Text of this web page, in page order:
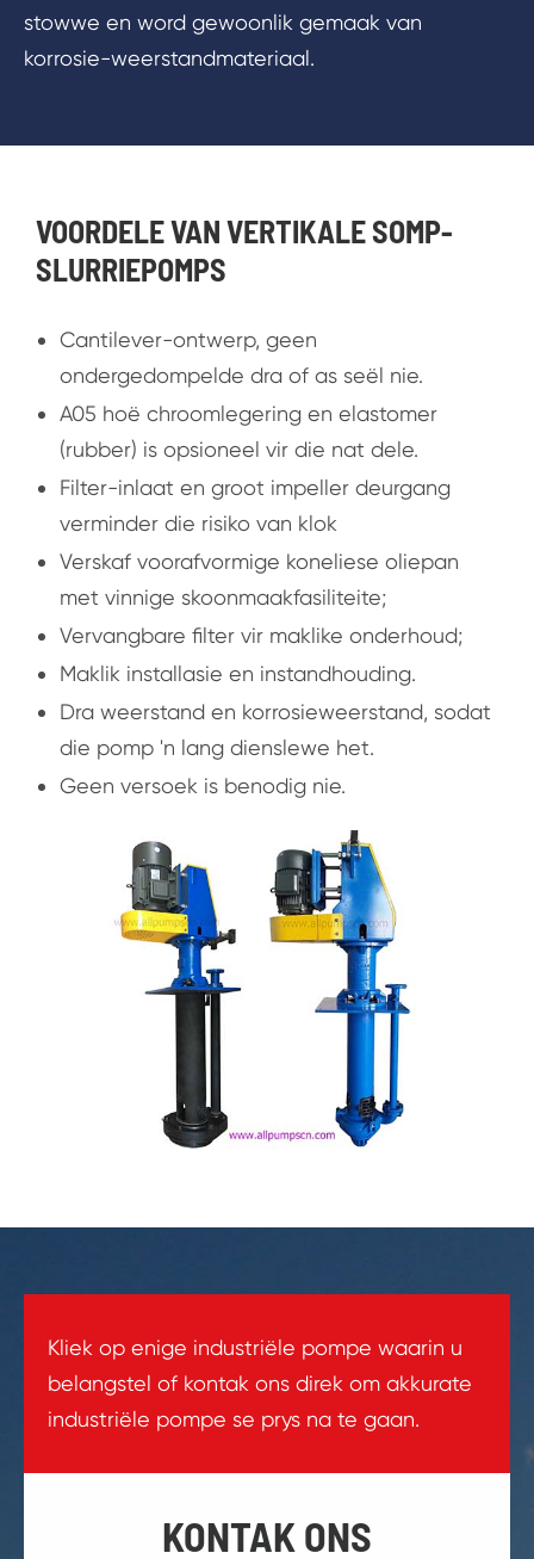
stowwe en word gewoonlik gemaak van
korrosie-weerstandmateriaal.
VOORDELE VAN VERTIKALE SOMP-
SLURRIEPOMPS
Cantilever-ontwerp, geen
ondergedompelde dra of as seël nie.
A05 hoë chroomlegering en elastomer
(rubber) is opsioneel vir die nat dele.
Filter-inlaat en groot impeller deurgang
verminder die risiko van klok
Verskaf voorafvormige koneliese oliepan
met vinnige skoonmaakfasiliteite;
Vervangbare filter vir maklike onderhoud;
Maklik installasie en instandhouding.
Dra weerstand en korrosieweerstand, sodat
die pomp 'n lang dienslewe het.
Geen versoek is benodig nie.
Kliek op enige industriële pompe waarin u
belangstel of kontak ons direk om akkurate
industriële pompe se prys na te gaan.
KONTAK ONS